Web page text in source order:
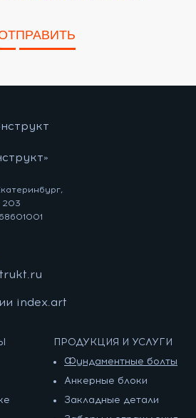
203
ПРОДУКЦИЯ И УСЛУГИ
Фундаментные болты
Анкерные блоки
Закладные детали